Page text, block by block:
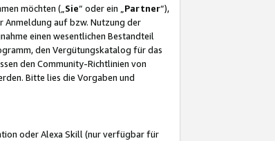
möchten („Sie“ oder ein „Partner“),
Anmeldung auf bzw. Nutzung der
einen wesentlichen Bestandteil
den Vergütungskatalog für das
den Community-Richtlinien von
Bitte lies die Vorgaben und
oder Alexa Skill (nur verfügbar für